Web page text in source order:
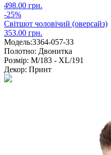
498.00 грн.
-25%
Світшот чоловічий (оверсайз)
353.00 грн.
Модель:3364-057-33
Полотно: Двонитка
Розмір: M/183 - XL/191
Декор: Принт